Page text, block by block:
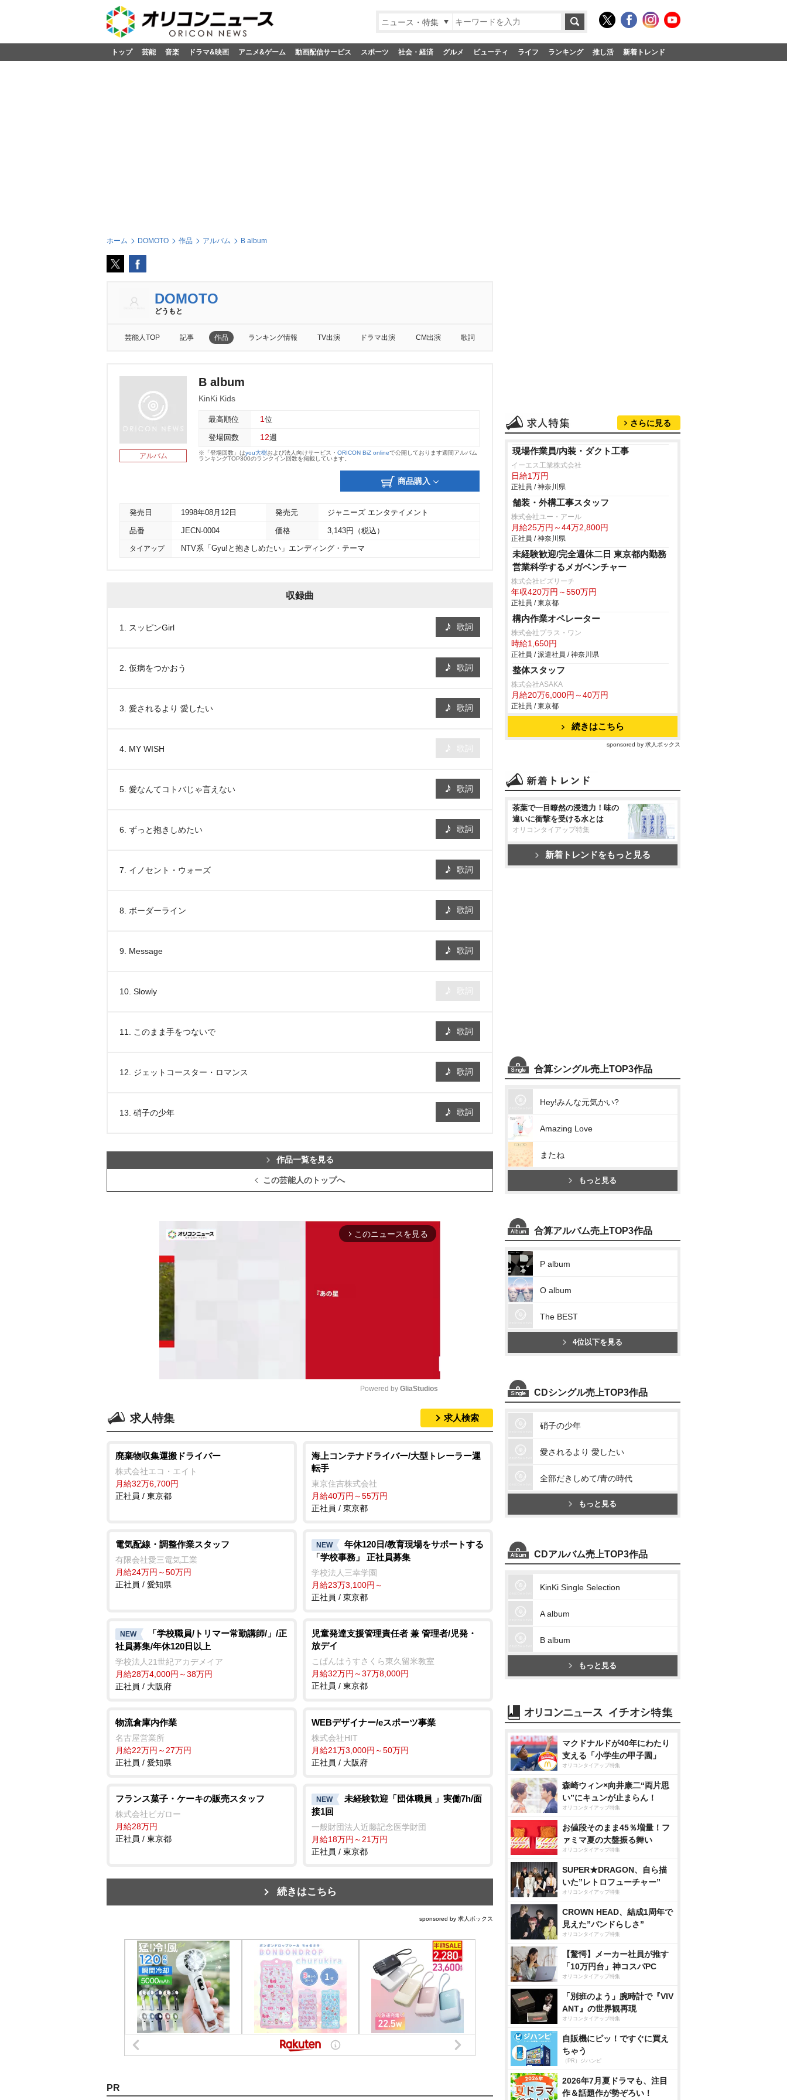
ニュース・特集
トップ 芸能 音楽 ドラマ&映画 アニメ&ゲーム 動画配信サービス スポーツ 社会・経済 グルメ ビューティ ライフ ランキング 推し活 新着トレンド
ホーム DOMOTO 作品 アルバム B album
DOMOTO
どうもと
芸能人TOP 記事 作品 ランキング情報 TV出演 ドラマ出演 CM出演 歌詞
アルバム
B album
KinKi Kids
最高順位 1 位
登場回数 12週
※「登場回数」はyou大樹および法人向けサービス・ ORICON BiZ onlineで公開しております週間アルバム
ランキングTOP300のランクイン回数を掲載しています。
商品購入
発売日 1998年08月12日 発売元 ジャニーズ エンタテイメント
品番 JECN-0004 価格 3,143円（税込）
タイアップ NTV系「Gyu!と抱きしめたい」エンディング・テーマ
収録曲
1. スッピンGirl 歌詞
2. 仮病をつかおう 歌詞
3. 愛されるより 愛したい 歌詞
4. MY WISH
5. 愛なんてコトバじゃ言えない 歌詞
6. ずっと抱きしめたい 歌詞
7. イノセント・ウォーズ 歌詞
8. ボーダーライン 歌詞
9. Message 歌詞
10. Slowly
11. このまま手をつないで 歌詞
12. ジェットコースター・ロマンス 歌詞
13. 硝子の少年 歌詞
作品一覧を見る
この芸能人のトップへ
arrow_forward_ios このニュースを見る
t
Powered by GliaStudios
求人特集 求人検索
廃棄物収集運搬ドライバー
株式会社エコ・エイト
月給32万6,700円
正社員 / 東京都
海上コンテナドライバー/大型トレーラー運
転手
東京住吉株式会社
月給40万円～55万円
正社員 / 東京都
電気配線・調整作業スタッフ
有限会社愛三電気工業
月給24万円～50万円
正社員 / 愛知県
NEW
年休120日/教育現場をサポートする
「学校事務」 正社員募集
学校法人三幸学園
月給23万3,100円～
正社員 / 東京都
NEW
「学校職員/トリマー常勤講師/」/正
社員募集/年休120日以上
学校法人21世紀アカデメイア
月給28万4,000円～38万円
正社員 / 大阪府
児童発達支援管理責任者 兼 管理者/児発・
放デイ
こぱんはうすさくら東久留米教室
月給32万円～37万8,000円
正社員 / 東京都
物流倉庫内作業
名古屋営業所
月給22万円～27万円
正社員 / 愛知県
WEBデザイナー/eスポーツ事業
株式会社HIT
月給21万3,000円～50万円
正社員 / 大阪府
フランス菓子・ケーキの販売スタッフ
株式会社ビガロー
月給28万円
正社員 / 東京都
NEW
未経験歓迎「団体職員 」実働7h/面
接1回
一般財団法人近藤記念医学財団
月給18万円～21万円
正社員 / 東京都
続きはこちら
sponsored by 求人ボックス
PR
さらに見る
現場作業員/内装・ダクト工事
イーエス工業株式会社
日給1万円
正社員 / 神奈川県
舗装・外構工事スタッフ
株式会社ユー・アール
月給25万円～44万2,800円
正社員 / 神奈川県
未経験歓迎/完全週休二日 東京都内勤務
営業科学するメガベンチャー
株式会社ビズリーチ
年収420万円～550万円
正社員 / 東京都
構内作業オペレーター
株式会社プラス・ワン
時給1,650円
正社員 / 派遣社員 / 神奈川県
整体スタッフ
株式会社ASAKA
月給20万6,000円～40万円
正社員 / 東京都
続きはこちら
sponsored by 求人ボックス
茶葉で一目瞭然の浸透力！味の
違いに衝撃を受ける水とは
オリコンタイアップ特集
新着トレンドをもっと見る
合算シングル売上TOP3作品
Hey!みんな元気かい?
Amazing Love
またね
もっと見る
合算アルバム売上TOP3作品
P album
O album
The BEST
4位以下を見る
CDシングル売上TOP3作品
硝子の少年
愛されるより 愛したい
全部だきしめて/青の時代
もっと見る
CDアルバム売上TOP3作品
KinKi Single Selection
A album
B album
もっと見る
マクドナルドが40年にわたり
支える「小学生の甲子園」
オリコンタイアップ特集
森崎ウィン×向井康二“両片思
い”にキュンが止まらん！
オリコンタイアップ特集
お値段そのまま45％増量！フ
ァミマ夏の大盤振る舞い
オリコンタイアップ特集
SUPER★DRAGON、自ら描
いた”レトロフューチャー”
オリコンタイアップ特集
CROWN HEAD、結成1周年で
見えた”バンドらしさ”
オリコンタイアップ特集
【驚愕】メーカー社員が推す
「10万円台」神コスパPC
オリコンタイアップ特集
「別班のよう」腕時計で『VIV
ANT』の世界観再現
オリコンタイアップ特集
自販機にピッ！ですぐに買え
ちゃう
（PR）ジハンピ
2026年7月夏ドラマも、注目
作＆話題作が勢ぞろい！